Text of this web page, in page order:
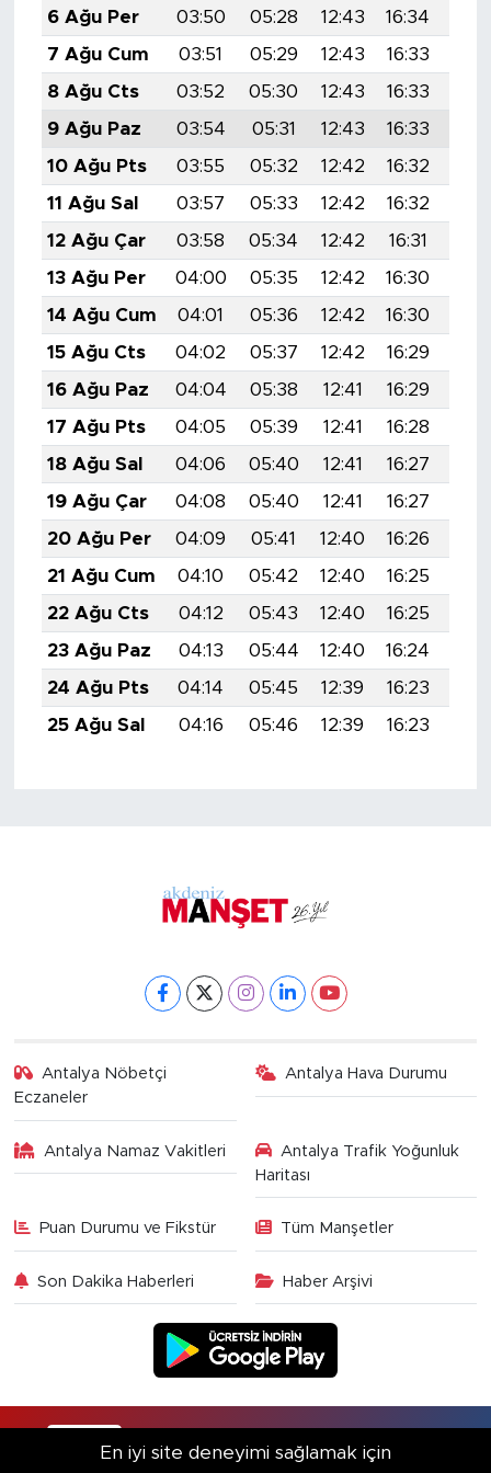
6 Ağu Per
03:50 05:28 12:43 16:34
7 Ağu Cum
03:51 05:29 12:43 16:33
8 Ağu Cts
03:52 05:30 12:43 16:33
9 Ağu Paz
03:54 05:31 12:43 16:33
10 Ağu Pts
03:55 05:32 12:42 16:32
11 Ağu Sal
03:57 05:33 12:42 16:32
12 Ağu Çar
03:58 05:34 12:42 16:31
13 Ağu Per
04:00 05:35 12:42 16:30
14 Ağu Cum
04:01 05:36 12:42 16:30
15 Ağu Cts
04:02 05:37 12:42 16:29
16 Ağu Paz
04:04 05:38 12:41 16:29
17 Ağu Pts
04:05 05:39 12:41 16:28
18 Ağu Sal
04:06 05:40 12:41 16:27
19 Ağu Çar
04:08 05:40 12:41 16:27
20 Ağu Per
04:09 05:41 12:40 16:26
21 Ağu Cum
04:10 05:42 12:40 16:25
22 Ağu Cts
04:12 05:43 12:40 16:25
23 Ağu Paz
04:13 05:44 12:40 16:24
24 Ağu Pts
04:14 05:45 12:39 16:23
25 Ağu Sal
04:16 05:46 12:39 16:23
Antalya Nöbetçi
Eczaneler
Antalya Hava Durumu
Antalya Namaz Vakitleri
Antalya Trafik Yoğunluk
Haritası
Puan Durumu ve Fikstür Tüm Manşetler
Son Dakika Haberleri Haber Arşivi
En iyi site deneyimi sağlamak için